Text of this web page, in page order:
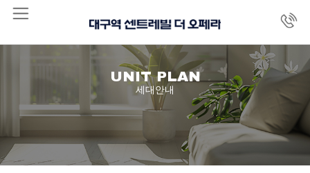
UNIT PLAN
세대안내